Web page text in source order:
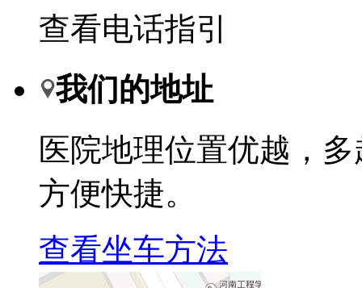
查看电话指引
我们的地址
医院地理位置优越，
方便快捷。
查看坐车方法